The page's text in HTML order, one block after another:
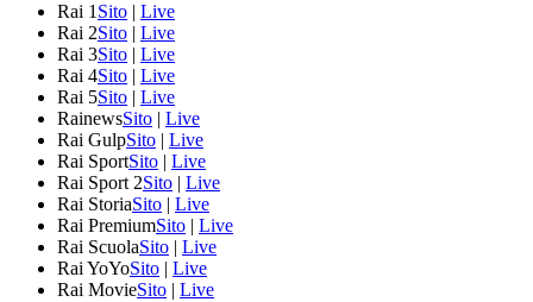
Rai 1 Sito | Live
Rai 2Sito | Live
Rai 3Sito | Live
Rai 4Sito | Live
Rai 5Sito | Live
RainewsSito | Live
Rai GulpSito | Live
Rai SportSito | Live
Rai Sport 2Sito | Live
Rai StoriaSito | Live
Rai PremiumSito | Live
Rai ScuolaSito | Live
Rai YoYoSito | Live
Rai MovieSito | Live